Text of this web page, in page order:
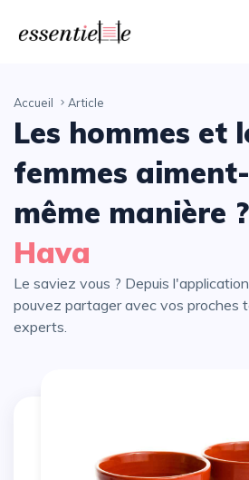
Accueil Article
Les hommes et
femmes
même manière
Hava
Le saviez vous ? Depuis l'application essentiELLE vous
pouvez partager avec vos proches
experts.